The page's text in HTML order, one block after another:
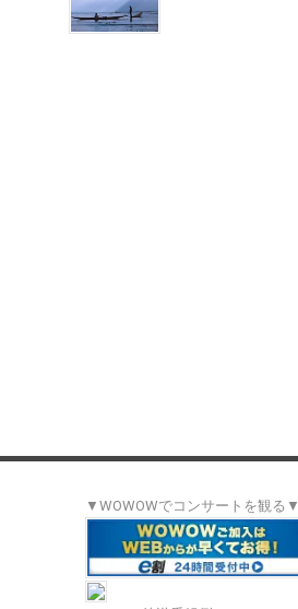
▼WOWOWでコンサートを観る▼